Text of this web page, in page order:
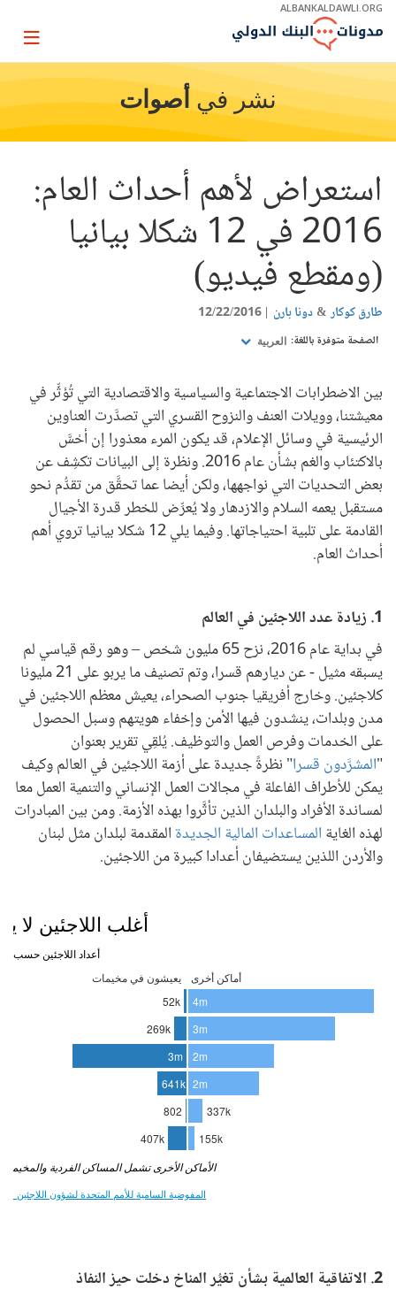
Skip
Main
ALBANKALDAWLI.ORG
Page
نشر في أصوات
استعراض لأهم أحداث العام:
2016 في 12 شكلا بيانيا
(ومقطع فيديو)
طارق كوكار دونا بارن 12/22/2016
الصفحة متوفرة باللغة: العربية
بين الاضطرابات الاجتماعية والسياسية والاقتصادية التي تُؤثِّر في
معيشتنا، وويلات العنف والنزوح القسري التي تصدَّرت العناوين
الرئيسية في وسائل الإعلام، قد يكون المرء معذورا إن أحْسَّ
بالاكتئاب والغم بشأن عام 2016. ونظرة إلى البيانات تكشِف عن
بعض التحديات التي نواجهها، ولكن أيضا عما تحقَّق من تقدُّم نحو
مستقبل يعمه السلام والازدهار ولا يُعرِّض للخطر قدرة الأجيال
القادمة على تلبية احتياجاتها. وفيما يلي 12 شكلا بيانيا تروي أهم
أحداث العام.
1. زيادة عدد اللاجئين في العالم
في بداية عام 2016، نزح 65 مليون شخص – وهو رقم قياسي لم
يسبقه مثيل - عن ديارهم قسرا، وتم تصنيف ما يربو على 21 مليونا
كلاجئين. وخارج أفريقيا جنوب الصحراء، يعيش معظم اللاجئين في
مدن وبلدات، ينشدون فيها الأمن وإخفاء هويتهم وسبل الحصول
على الخدمات وفرص العمل والتوظيف. يُلقِي تقرير بعنوان
"المشرَّدون قسرا" نظرةً جديدة على أزمة اللاجئين في العالم وكيف
يمكن للأطراف الفاعلة في مجالات العمل الإنساني والتنمية العمل معا
لمساندة الأفراد والبلدان الذين تأثَّروا بهذه الأزمة. ومن بين المبادرات
لهذه الغاية المساعدات المالية الجديدة المقدمة لبلدان مثل لبنان
والأردن اللذين يستضيفان أعدادا كبيرة من اللاجئين.
2. الاتفاقية العالمية بشأن تغيُّر المناخ دخلت حيز النفاذ